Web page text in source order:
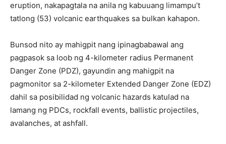
eruption, nakapagtala na anila ng kabuuang limampu’t
tatlong (53) volcanic earthquakes sa bulkan kahapon.
Bunsod nito ay mahigpit nang ipinagbabawal ang
pagpasok sa loob ng 4-kilometer radius Permanent
Danger Zone (PDZ), gayundin ang mahigpit na
pagmonitor sa 2-kilometer Extended Danger Zone (EDZ)
dahil sa posibilidad ng volcanic hazards katulad na
lamang ng PDCs, rockfall events, ballistic projectiles,
avalanches, at ashfall.